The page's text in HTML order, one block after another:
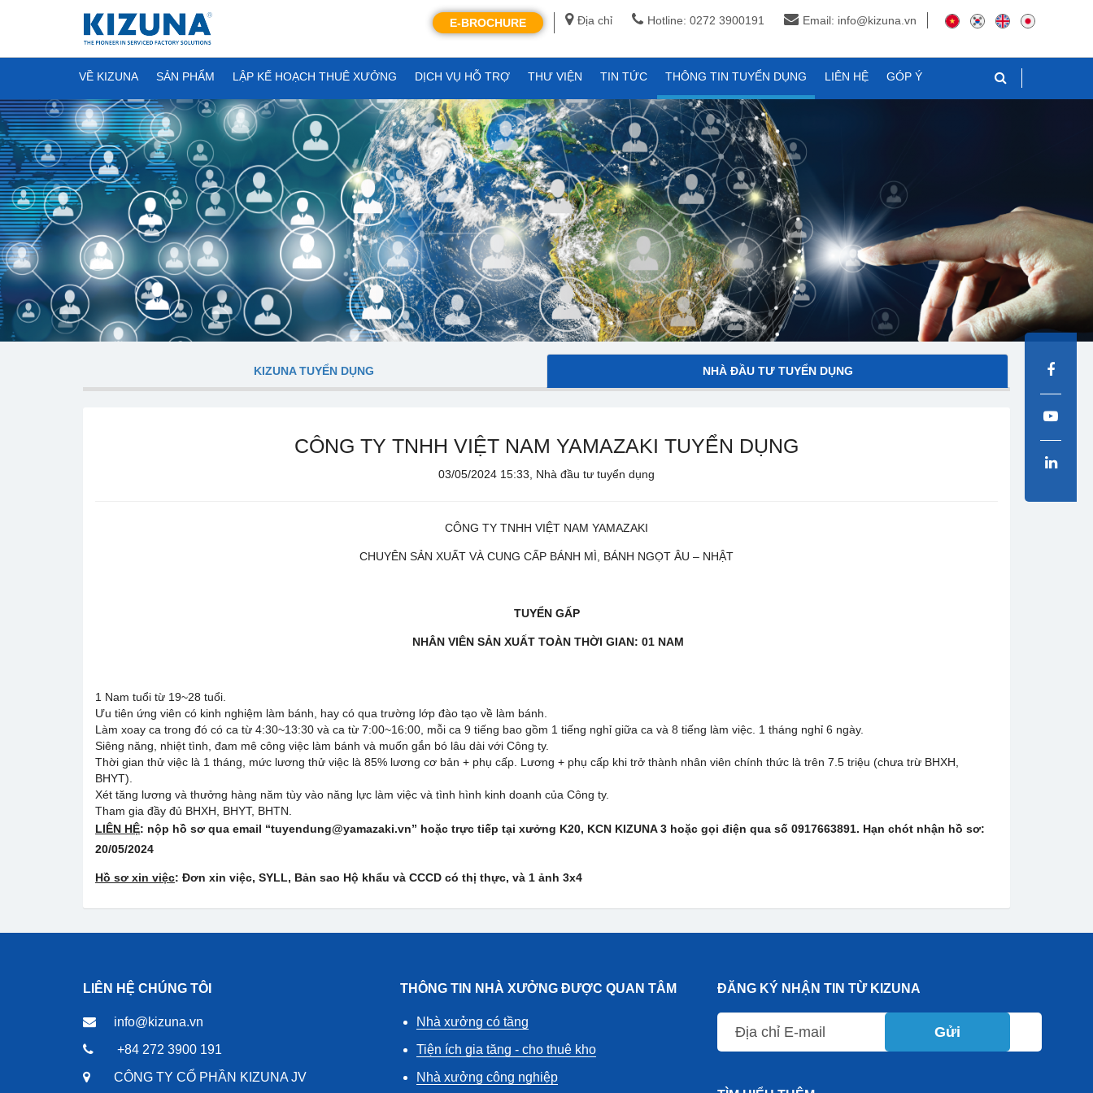
Địa chỉ Hotline: 0272 3900191 Email: info@kizuna.vn
E-BROCHURE
VỀ KIZUNA SẢN PHẨM LẬP KẾ HOẠCH THUÊ XƯỞNG DỊCH VỤ HỖ TRỢ THƯ VIỆN TIN TỨC THÔNG TIN TUYỂN DỤNG LIÊN HỆ GÓP Ý
KIZUNA TUYỂN DỤNG NHÀ ĐẦU TƯ TUYỂN DỤNG
CÔNG TY TNHH VIỆT NAM YAMAZAKI TUYỂN DỤNG
03/05/2024 15:33, Nhà đầu tư tuyển dụng
CÔNG TY TNHH VIỆT NAM YAMAZAKI
CHUYÊN SẢN XUẤT VÀ CUNG CẤP BÁNH MÌ, BÁNH NGỌT ÂU – NHẬT
TUYỂNGẤP
NHÂN VIÊN SẢN XUẤT TOÀN THỜI GIAN: 01 NAM
1 Nam tuổi từ 19~28 tuổi.
Ưu tiên ứng viên có kinh nghiệm làm bánh, hay có qua trường lớp đào tạo về làm bánh.
Làm xoay ca trong đó có ca từ 4:30~13:30 và ca từ 7:00~16:00, mỗi ca 9 tiếng bao gồm 1 tiếng nghỉ giữa ca và 8 tiếng làm việc. 1 tháng nghỉ 6 ngày.
Siêng năng, nhiệt tình, đam mê công việc làm bánh và muốn gắn bó lâu dài với Công ty.
Thời gian thử việc là 1 tháng, mức lương thử việc là 85% lương cơ bản + phụ cấp. Lương + phụ cấp khi trở thành nhân viên chính thức là trên 7.5 triệu (chưa trừ BHXH,
BHYT).
Xét tăng lương và thưởng hàng năm tùy vào năng lực làm việc và tình hình kinh doanh của Công ty.
Tham gia đầy đủ BHXH, BHYT, BHTN.
LIÊN HỆ: nộp hồ sơ qua email “tuyendung@yamazaki.vn” hoặc trực tiếp tại xưởng K20, KCN KIZUNA 3 hoặc gọi điện qua số 0917663891. Hạn chót nhận hồ sơ:
20/05/2024
Hồ sơ xin việc: Đơn xin việc, SYLL, Bản sao Hộ khẩu và CCCD có thị thực, và 1 ảnh 3x4
LIÊN HỆ CHÚNG TÔI
info@kizuna.vn
+84 272 3900 191
CÔNG TY CỔ PHẦN KIZUNA JV
THÔNG TIN NHÀ XƯỞNG ĐƯỢC QUAN TÂM
Nhà xưởng có tầng
Tiện ích gia tăng - cho thuê kho
Nhà xưởng công nghiệp
ĐĂNG KÝ NHẬN TIN TỪ KIZUNA
Gửi